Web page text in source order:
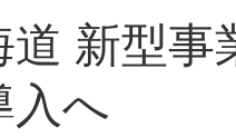
新型
入へ